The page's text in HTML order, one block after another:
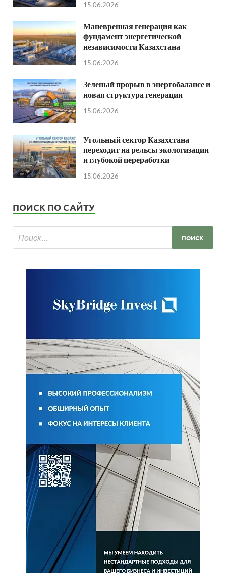
15.06.2026
Маневренная генерация как
фундамент энергетической
независимости Казахстана
15.06.2026
Зеленый прорыв в энергобалансе и
новая структура генерации
15.06.2026
Угольный сектор Казахстана
переходит на рельсы экологизации
и глубокой переработки
15.06.2026
ПОИСК ПО САЙТУ